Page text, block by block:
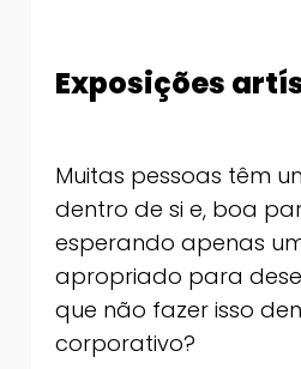
Exposições
Muitas pessoas têm
dentro de si e, boa
esperando apenas
apropriado para
que não fazer isso
corporativo?